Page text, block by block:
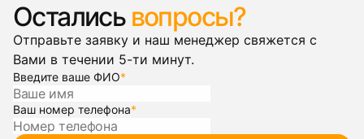
Остались вопросы?
Отправьте заявку и наш менеджер свяжется с
Вами в течении 5-ти минут.
Введите ваше ФИО*
Ваш номер телефона*